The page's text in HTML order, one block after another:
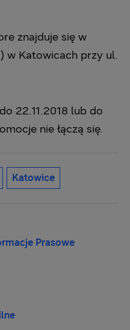
znajduje się w
w Katowicach przy ul.
22.11.2018 lub do
nie łączą się.
Katowice
Prasowe